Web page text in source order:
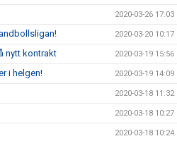
2020-03-26 17:03
2020-03-20 10:17
nytt kontrakt 2020-03-19 15:56
i helgen! 2020-03-19 14:09
2020-03-18 11:32
2020-03-18 10:27
2020-03-18 10:24